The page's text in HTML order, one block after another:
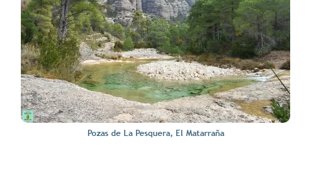
Pozas de La Pesquera, El Matarraña